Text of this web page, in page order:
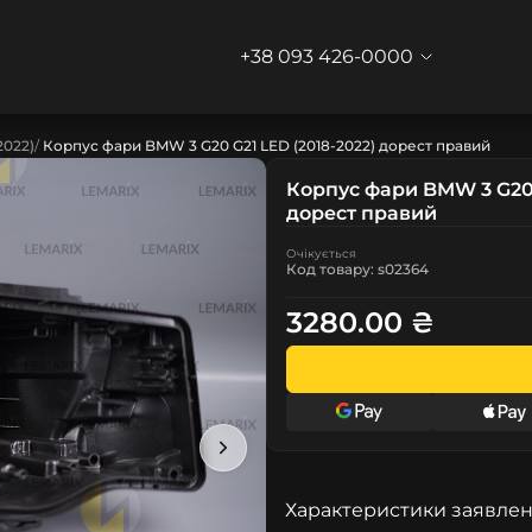
+38 093 426-0000
Корпус фари BMW 3 G20 G21 LED (2018-2022) дорест правий
Корпус фари BMW 3 G20
дорест правий
Очікується
Код товару: s02364
3280.00 ₴
Характеристики